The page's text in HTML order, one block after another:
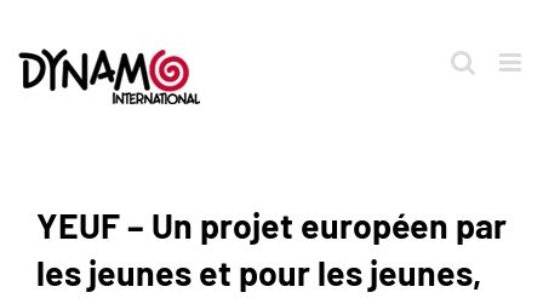
contenu
YEUF – Un projet européen par
les jeunes et pour les jeunes,